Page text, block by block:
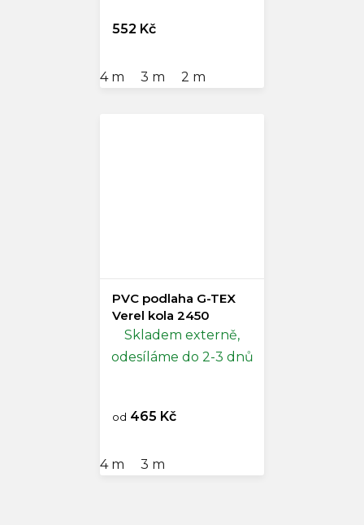
552 Kč
4 m 3 m 2 m
PVC podlaha G-TEX
Verel kola 2450
Skladem externě,
odesíláme do 2-3 dnů
od 465 Kč
4 m 3 m